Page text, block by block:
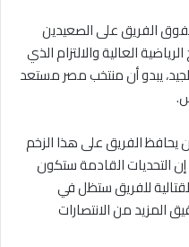
تفوق الفريق على الصعيدين
العالية والالتزام الذي
الجيد، يبدو أن منتخب مصر مستعد
يحافظ الفريق على هذا الزخم
إن التحديات القادمة ستكون
للفريق ستظل في
المزيد من الانتصارات